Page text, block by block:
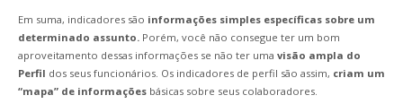
Em suma, indicadores são informações simples específicas sobre um
determinado assunto. Porém, você não consegue ter um bom
aproveitamento dessas informações se não ter uma visão ampla do
Perfil dos seus funcionários. Os indicadores de perfil são assim, criam um
“mapa” de informações básicas sobre seus colaboradores.